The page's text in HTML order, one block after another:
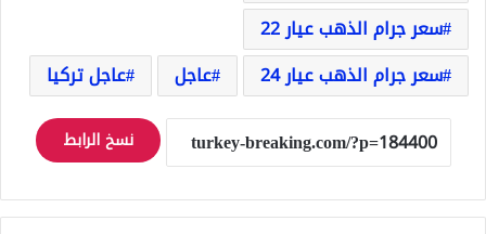
سعر جرام الذهب عيار 22
سعر جرام الذهب عيار 24
عاجل عاجل تركيا
نسخ الرابط